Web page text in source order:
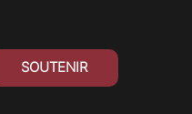
SOUTENIR